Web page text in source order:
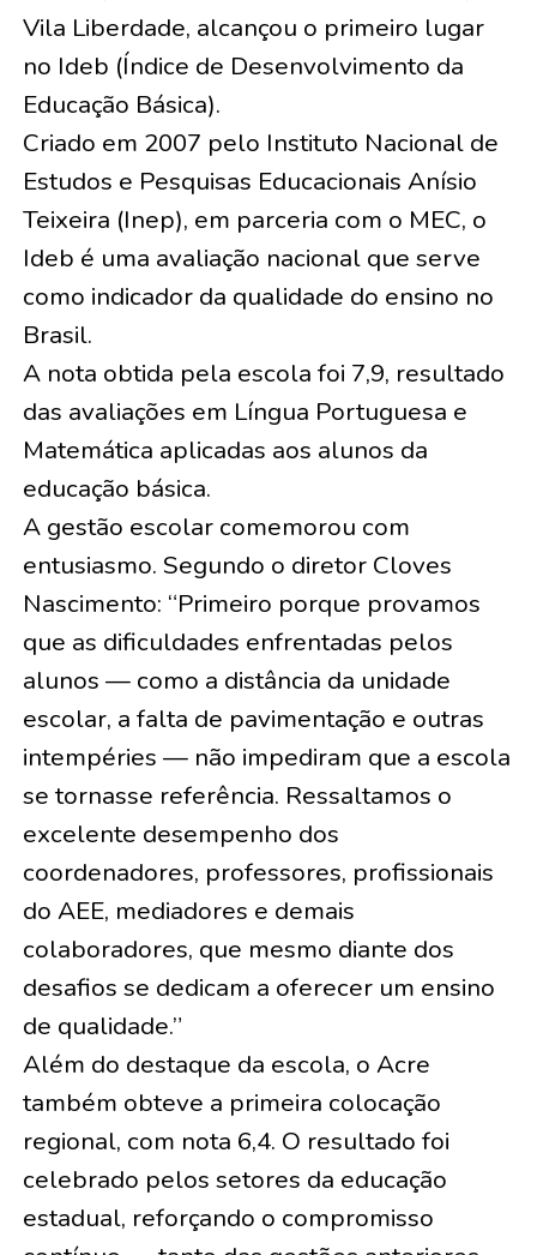
Vila Liberdade, alcançou o primeiro lugar
no Ideb (Índice de Desenvolvimento da
Educação Básica).
Criado em 2007 pelo Instituto Nacional de
Estudos e Pesquisas Educacionais Anísio
Teixeira (Inep), em parceria com o MEC, o
Ideb é uma avaliação nacional que serve
como indicador da qualidade do ensino no
Brasil.
A nota obtida pela escola foi 7,9, resultado
das avaliações em Língua Portuguesa e
Matemática aplicadas aos alunos da
educação básica.
A gestão escolar comemorou com
entusiasmo. Segundo o diretor Cloves
Nascimento: “Primeiro porque provamos
que as dificuldades enfrentadas pelos
alunos — como a distância da unidade
escolar, a falta de pavimentação e outras
intempéries — não impediram que a escola
se tornasse referência. Ressaltamos o
excelente desempenho dos
coordenadores, professores, profissionais
do AEE, mediadores e demais
colaboradores, que mesmo diante dos
desafios se dedicam a oferecer um ensino
de qualidade.”
Além do destaque da escola, o Acre
também obteve a primeira colocação
regional, com nota 6,4. O resultado foi
celebrado pelos setores da educação
estadual, reforçando o compromisso